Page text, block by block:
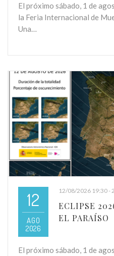
El próximo sábado, 1 de
la Feria Internacional de
Una…
12
AGO
2026
12/08/2026 19:30 -
ECLIPSE
EL PARAÍSO
El próximo sábado, 1 de